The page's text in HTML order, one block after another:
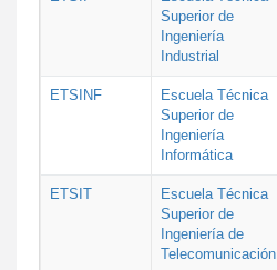
Superior de
Ingeniería
Industrial
ETSINF
Escuela Técnica
Superior de
Ingeniería
Informática
ETSIT
Escuela Técnica
Superior de
Ingeniería de
Telecomunicación